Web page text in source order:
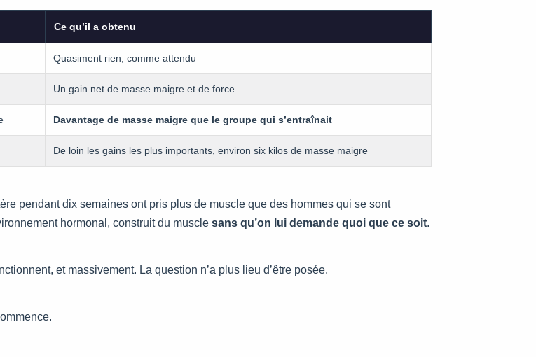
Ce qu’il a obtenu
Quasiment rien, comme attendu
Un gain net de masse maigre et de force
Davantage de masse maigre que le groupe qui s’entraînait
De loin les gains les plus importants, environ six kilos de masse maigre
pendant dix semaines ont pris plus de muscle que des hommes qui se sont
hormonal, construit du muscle sans qu’on lui demande quoi que ce soit.
et massivement. La question n’a plus lieu d’être posée.